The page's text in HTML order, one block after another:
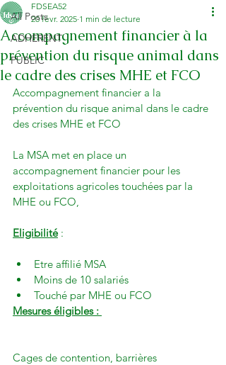
All Posts
ADHERENT
PUBLIC
Accompagnement financier à la
prévention du risque animal dans
le cadre des crises MHE et FCO
FDSEA52
20 févr. 2025 1 min de lecture
Accompagnement financier a la
prévention du risque animal dans le cadre
des crises MHE et FCO
La MSA met en place un
accompagnement financier pour les
exploitations agricoles touchées par la
MHE ou FCO,
Eligibilité
Etre affilié MSA
Moins de 10 salariés
Touché par MHE ou FCO
Mesures éligibles :
Cages de contention, barrières